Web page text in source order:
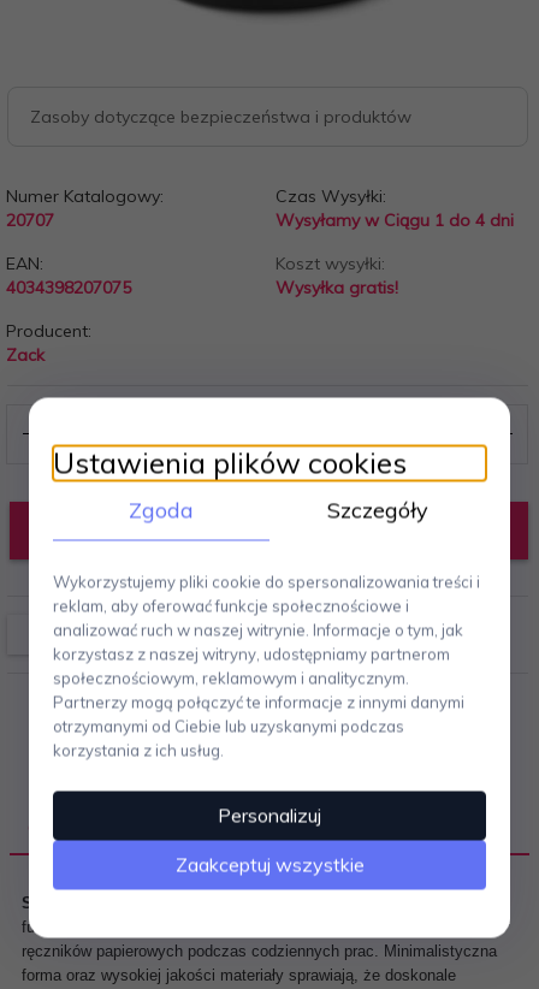
Zasoby dotyczące bezpieczeństwa i produktów
Numer Katalogowy:
20707
Czas Wysyłki:
Wysyłamy w Ciągu 1 do 4 dni
EAN:
4034398207075
Koszt wysyłki:
Wysyłka gratis!
Producent:
Zack
Stojak na ręcznik papierowy LINGO
funkcjonalne akcesorium kuchenne, które ułatwia korzystanie z
ręczników papierowych podczas codziennych prac. Minimalistyczna
forma oraz wysokiej jakości materiały sprawiają, że doskonale
Ustawienia plików cookies
Zgoda Szczegóły
Wykorzystujemy pliki cookie do spersonalizowania treści i
reklam, aby oferować funkcje społecznościowe i
analizować ruch w naszej witrynie. Informacje o tym, jak
korzystasz z naszej witryny, udostępniamy partnerom
społecznościowym, reklamowym i analitycznym.
Partnerzy mogą połączyć te informacje z innymi danymi
otrzymanymi od Ciebie lub uzyskanymi podczas
korzystania z ich usług.
Personalizuj
Zaakceptuj wszystkie